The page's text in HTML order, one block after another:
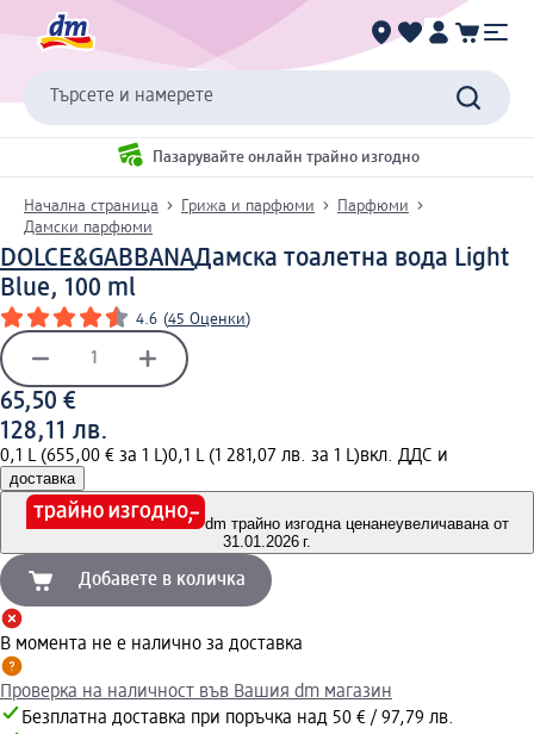
Търсете и намерете
Пазарувайте онлайн трайно изгодно
Начална страница Грижа и парфюми
Парфюми
Дамски парфюми
DOLCE&GABBANAДамска тоалетна вода Light
Blue, 100 ml
4.6 (45 Оценки)
65,50 €
128,11 лв.
0,1 L (655,00 € за 1 L)0,1 L (1 281,07 лв. за 1 L)вкл. ДДС и
доставка
dm трайно изгодна ценанеувеличавана от
31.01.2026 г.
Добавете в количка
В момента не е налично за доставка
Проверка на наличност във Вашия dm магазин
Безплатна доставка при поръчка над 50 € / 97,79 лв.